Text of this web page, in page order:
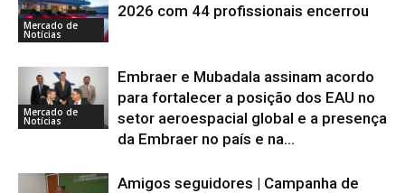
Mercado de
Notícias
2026 com 44 profissionais encerrou
Mercado de
Notícias
Embraer e Mubadala assinam acordo
para fortalecer a posição dos EAU no
setor aeroespacial global e a presença
da Embraer no país e na...
Amigos seguidores | Campanha de